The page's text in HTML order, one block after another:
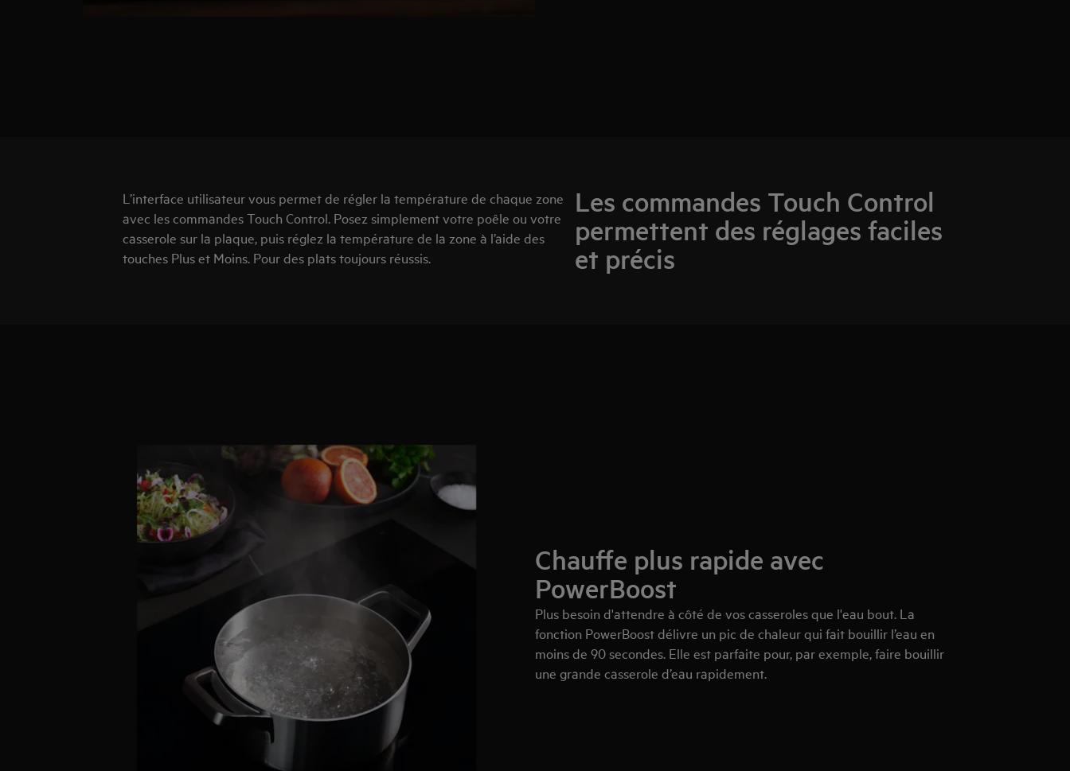
Les commandes Touch Control
permettent des réglages faciles
et précis
L’interface utilisateur vous permet de régler la température de chaque zone
avec les commandes Touch Control. Posez simplement votre poêle ou votre
casserole sur la plaque, puis réglez la température de la zone à l’aide des
touches Plus et Moins. Pour des plats toujours réussis.
Chauffe plus rapide avec
PowerBoost
Plus besoin d'attendre à côté de vos casseroles que l'eau bout. La
fonction PowerBoost délivre un pic de chaleur qui fait bouillir l’eau en
moins de 90 secondes. Elle est parfaite pour, par exemple, faire bouillir
une grande casserole d’eau rapidement.